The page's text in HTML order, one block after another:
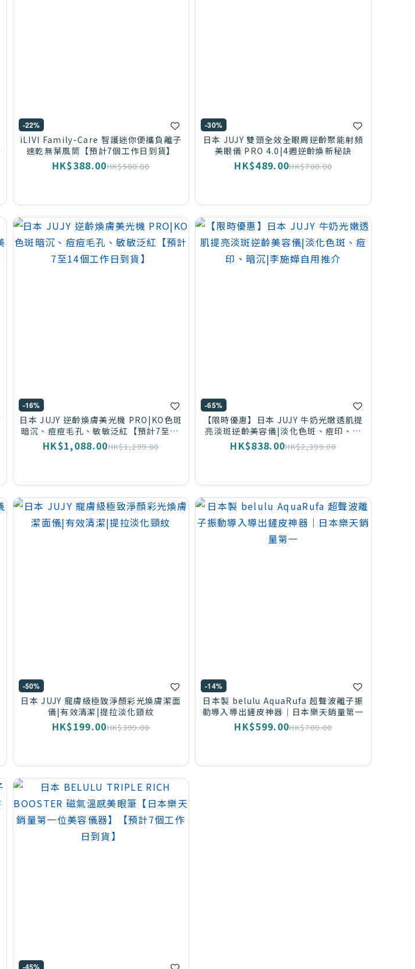
-22%
iLIVI Family-Care 智護迷你便攜負離子
速乾無葉風筒【預計7個工作日到貨】
HK$388.00HK$500.00
-30%
日本 JUJY 雙頭全效全眼周逆齡聚能射頻
美眼儀 PRO 4.0|4週逆齡煥新秘訣
HK$489.00HK$700.00
-16%
日本 JUJY 逆齡煥膚美光機 PRO|KO色斑
暗沉、痘痘毛孔、敏敏泛紅【預計7至14
個工作日到貨】
HK$1,088.00HK$1,299.00
-65%
【限時優惠】日本 JUJY 牛奶光嫩透肌提
亮淡斑逆齡美容儀|淡化色斑、痘印、暗
沉|李施嬅自用推介
HK$838.00HK$2,399.00
-50%
日本 JUJY 寵膚級極致淨顏彩光煥膚潔面
儀|有效清潔|提拉淡化頸紋
HK$199.00HK$399.00
-14%
日本製 belulu AquaRufa 超聲波離子振
動導入導出鏟皮神器｜日本樂天銷量第一
HK$599.00HK$700.00
-45%